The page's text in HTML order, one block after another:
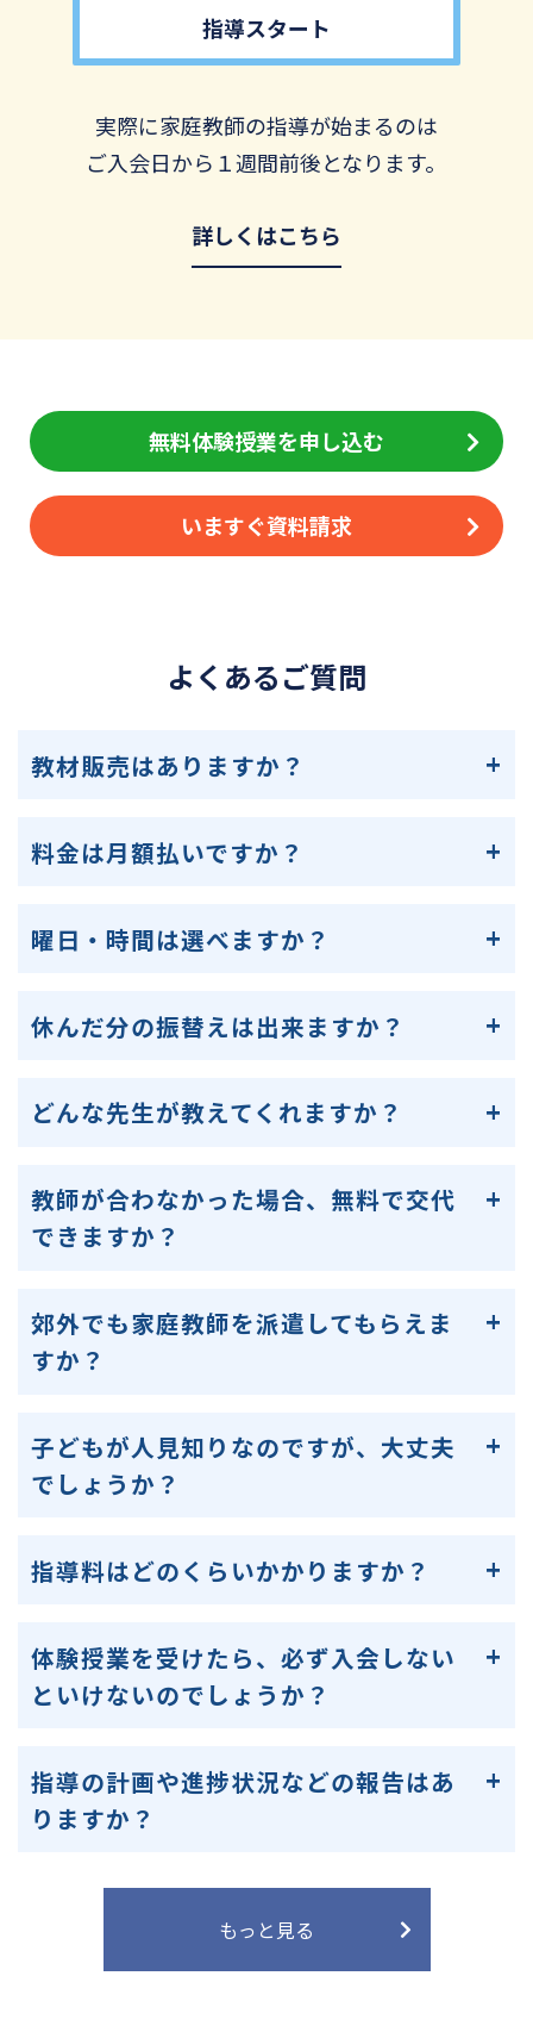
指導スタート
実際に家庭教師の指導が始まるのは
ご入会日から１週間前後となります。
詳しくはこちら
無料体験授業を申し込む
いますぐ資料請求
よくあるご質問
教材販売はありますか？
料金は月額払いですか？
曜日・時間は選べますか？
休んだ分の振替えは出来ますか？
どんな先生が教えてくれますか？
教師が合わなかった場合、無料で交代
できますか？
郊外でも家庭教師を派遣してもらえま
すか？
子どもが人見知りなのですが、大丈夫
でしょうか？
指導料はどのくらいかかりますか？
体験授業を受けたら、必ず入会しない
といけないのでしょうか？
指導の計画や進捗状況などの報告はあ
りますか？
もっと見る